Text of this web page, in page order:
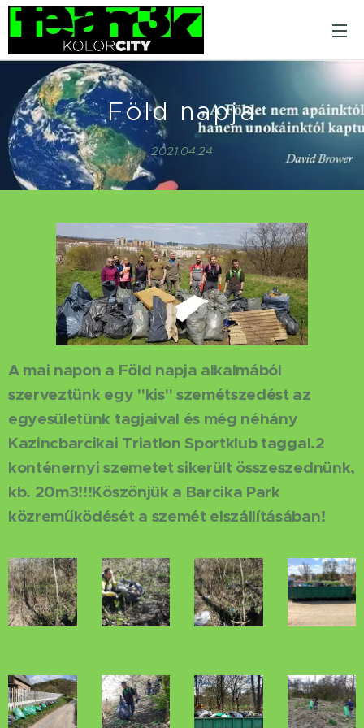
Föld napja
2021.04.24
A mai napon a Föld napja alkalmából
szerveztünk egy "kis" szemétszedést az
egyesületünk tagjaival és még néhány
Kazincbarcikai Triatlon Sportklub taggal.2
konténernyi szemetet sikerült összeszednünk,
kb. 20m3!!!Köszönjük a Barcika Park
közreműködését a szemét elszállításában!